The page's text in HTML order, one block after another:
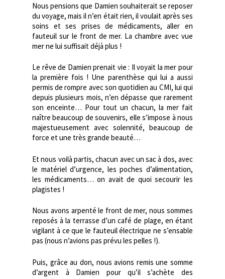
Nous pensions que Damien souhaiterait se reposer
du voyage, mais il n’en était rien, il voulait après ses
soins et ses prises de médicaments, aller en
fauteuil sur le front de mer. La chambre avec vue
mer ne lui suffisait déjà plus !
Le rêve de Damien prenait vie : Il voyait la mer pour
la première fois ! Une parenthèse qui lui a aussi
permis de rompre avec son quotidien au CMI, lui qui
depuis plusieurs mois, n’en dépasse que rarement
son enceinte… Pour tout un chacun, la mer fait
naître beaucoup de souvenirs, elle s’impose à nous
majestueusement avec solennité, beaucoup de
force et une très grande beauté…
Et nous voilà partis, chacun avec un sac à dos, avec
le matériel d’urgence, les poches d’alimentation,
les médicaments… on avait de quoi secourir les
plagistes !
Nous avons arpenté le front de mer, nous sommes
reposés à la terrasse d’un café de plage, en étant
vigilant à ce que le fauteuil électrique ne s’ensable
pas (nous n’avions pas prévu les pelles !).
Puis, grâce au don, nous avions remis une somme
d’argent à Damien pour qu’il s’achète des